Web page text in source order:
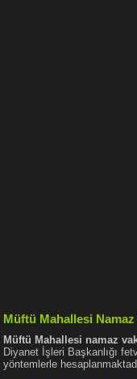
Müftü Mahallesi
Müftü Mahallesi namaz
Diyanet İşleri Başkanlığı
yöntemlerle